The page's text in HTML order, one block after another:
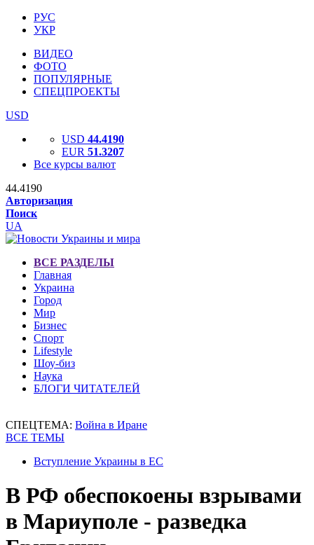
РУС
УКР
ВИДЕО
ФОТО
ПОПУЛЯРНЫЕ
СПЕЦПРОЕКТЫ
USD
USD 44.4190
EUR 51.3207
Все курсы валют
44.4190
Авторизация
Поиск
UA
ВСЕ РАЗДЕЛЫ
Главная
Украина
Город
Мир
Бизнес
Спорт
Lifestyle
Шоу-биз
Наука
БЛОГИ ЧИТАТЕЛЕЙ
СПЕЦТЕМА: Война в Иране
ВСЕ ТЕМЫ
Вступление Украины в ЕС
В РФ обеспокоены взрывами
в Мариуполе - разведка